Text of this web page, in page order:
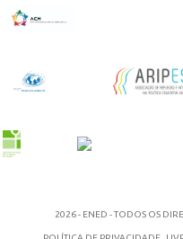
2026 - ENED - TODOS OS